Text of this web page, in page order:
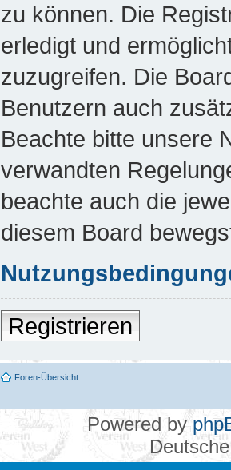
zu können. Die
erledigt und
zuzugreifen. Die
Benutzern auch
Beachte bitte unsere
verwandten
beachte auch die
diesem Board
Registrieren
Foren-Übersicht
Powered by